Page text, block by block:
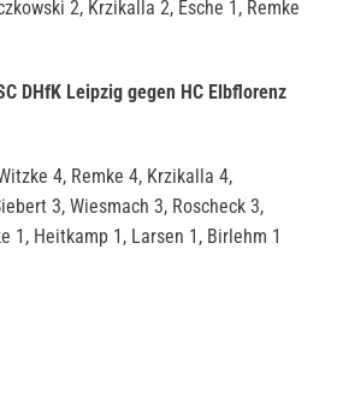
2, Krzikalla 2, Esche 1, Remke
DHfK Leipzig gegen HC Elbflorenz
4, Remke 4, Krzikalla 4,
3, Wiesmach 3, Roscheck 3,
1, Heitkamp 1, Larsen 1, Birlehm 1